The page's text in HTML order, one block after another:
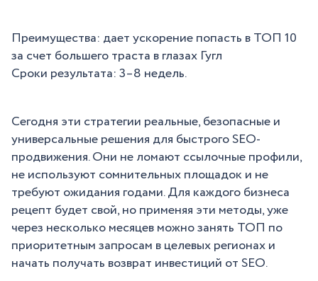
Преимущества: дает ускорение попасть в ТОП 10
за счет большего траста в глазах Гугл
Сроки результата: 3–8 недель.
Сегодня эти стратегии реальные, безопасные и
универсальные решения для быстрого SEO-
продвижения. Они не ломают ссылочные профили,
не используют сомнительных площадок и не
требуют ожидания годами. Для каждого бизнеса
рецепт будет свой, но применяя эти методы, уже
через несколько месяцев можно занять ТОП по
приоритетным запросам в целевых регионах и
начать получать возврат инвестиций от SEO.